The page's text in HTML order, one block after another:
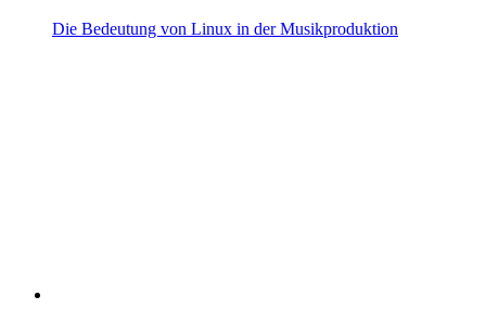
Die Bedeutung von Linux in der Musikproduktion